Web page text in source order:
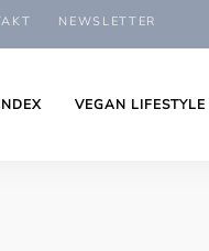
NEWSLETTER
VEGAN LIFESTYLE